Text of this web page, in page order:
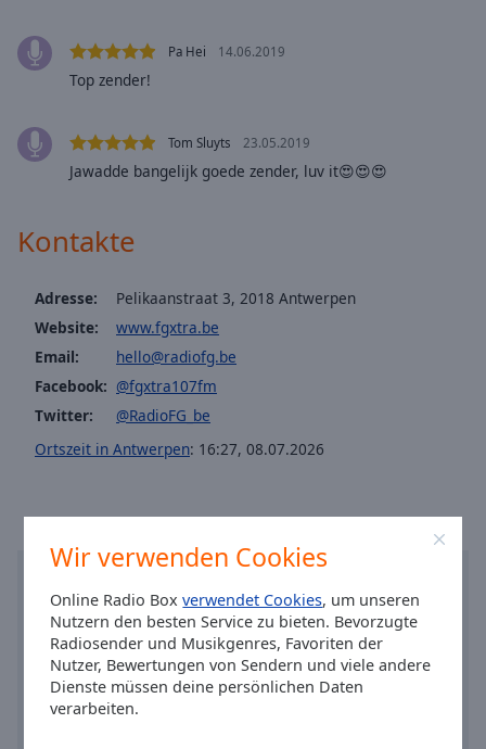
Wir verwenden Cookies
Online Radio Boxverwendet Cookies, um unseren
Nutzern den besten Service zu bieten. Bevorzugte
Radiosender und Musikgenres, Favoriten der
Nutzer, Bewertungen von Sendern und viele andere
Dienste müssen deine persönlichen Daten
verarbeiten.
modal
Beginning
Escape
close
window.
Color
Opacity
Background
Opacity
Pa Hei 14.06.2019
Top zender!
Tom Sluyts 23.05.2019
Jawadde bangelijk goede zender, luv it😍😍😍
Kontakte
Adresse:
Pelikaanstraat 3, 2018 Antwerpen
Website:
www.fgxtra.be
Email:
hello@radiofg.be
Facebook: @fgxtra107fm
Twitter:
@RadioFG_be
Ortszeit in Antwerpen: 16:27, 08.07.2026